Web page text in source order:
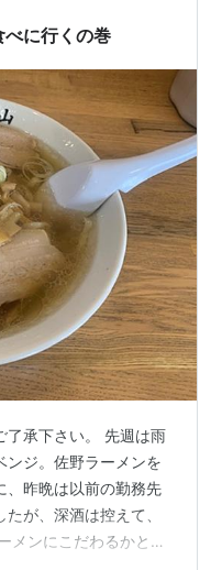
に行くの巻
了承下さい。 先週は雨
ンジ。佐野ラーメンを
、昨晩は以前の勤務先
が、深酒は控えて、
メンにこだわるかとい